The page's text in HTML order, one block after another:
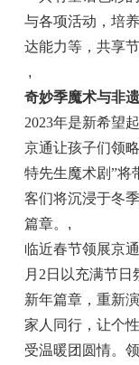
与各项活动，培
达能力等，共享
,
奇妙季魔术与非
2023年是新希望起
京通让孩子们领
特先生魔术剧”将
客们将沉浸于冬
篇章。 ,
临近春节领展京
月 2 日以充满节日
新年篇章，重新
家人同行，让个
受温暖团圆情。